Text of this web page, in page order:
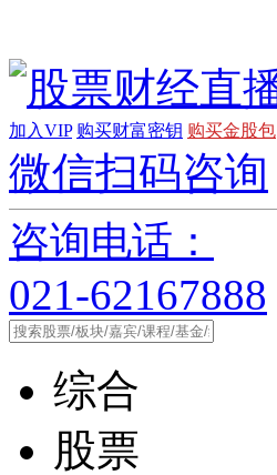
加入VIP 购买财富密钥 购买金股包
微信扫码咨询
咨询电话：
021-62167888
综合
股票